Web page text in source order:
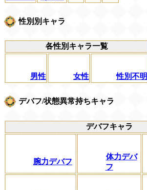
性別別キャラ
各性別キャラ一覧
男性 女性 性別不明
デバフ/状態異常持ちキャラ
デバフキャラ
腕力デバフ
体力デバ
フ